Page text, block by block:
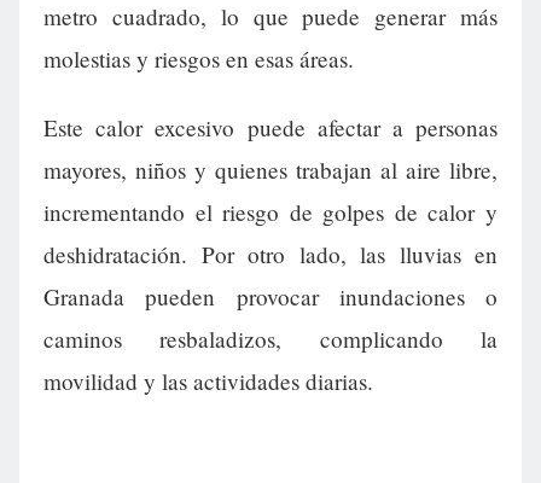
metro cuadrado, lo que puede generar más
molestias y riesgos en esas áreas.
Este calor excesivo puede afectar a personas
mayores, niños y quienes trabajan al aire libre,
incrementando el riesgo de golpes de calor y
deshidratación. Por otro lado, las lluvias en
Granada pueden provocar inundaciones o
caminos resbaladizos, complicando la
movilidad y las actividades diarias.